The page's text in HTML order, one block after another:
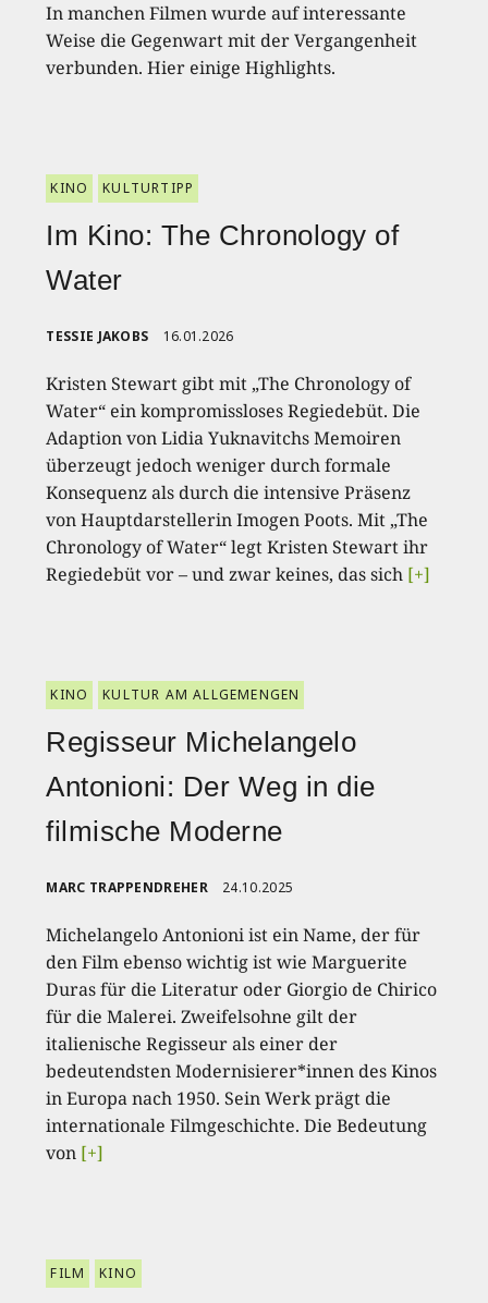
In manchen Filmen wurde auf interessante
Weise die Gegenwart mit der Vergangenheit
verbunden. Hier einige Highlights.
KINO KULTURTIPP
Im Kino: The Chronology of
Water
TESSIE JAKOBS 16.01.2026
Kristen Stewart gibt mit „The Chronology of
Water“ ein kompromissloses Regiedebüt. Die
Adaption von Lidia Yuknavitchs Memoiren
überzeugt jedoch weniger durch formale
Konsequenz als durch die intensive Präsenz
von Hauptdarstellerin Imogen Poots. Mit „The
Chronology of Water“ legt Kristen Stewart ihr
Regiedebüt vor – und zwar keines, das sich [+]
KINO KULTUR AM ALLGEMENGEN
Regisseur Michelangelo
Antonioni: Der Weg in die
filmische Moderne
MARC TRAPPENDREHER 24.10.2025
Michelangelo Antonioni ist ein Name, der für
den Film ebenso wichtig ist wie Marguerite
Duras für die Literatur oder Giorgio de Chirico
für die Malerei. Zweifelsohne gilt der
italienische Regisseur als einer der
bedeutendsten Modernisierer*innen des Kinos
in Europa nach 1950. Sein Werk prägt die
internationale Filmgeschichte. Die Bedeutung
von [+]
FILM KINO